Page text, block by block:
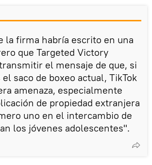
la firma habría escrito en una
que Targeted Victory
el mensaje de que, si
saco de boxeo actual, TikTok
amenaza, especialmente
de propiedad extranjera
uno en el intercambio de
los jóvenes adolescentes".